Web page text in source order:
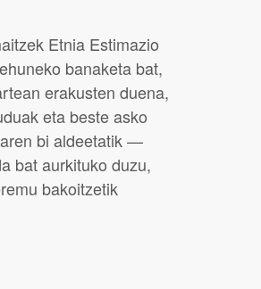
Etnia Estimazio
banaketa bat,
erakusten duena,
eta beste asko
bi aldeetatik —
bat aurkituko duzu,
bakoitzetik